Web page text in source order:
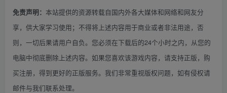
免责声明： 本站提供的资源转载自国内外各大媒体和网络和网友分
享，供大家学习使用；不得将上述内容用于商业或者非法用途，否
则，一切后果请用户自负。您必须在下载后的24个小时之内，从您的
电脑中彻底删除上述内容。如果您喜欢该游戏内容，请支持正版，购
买注册，得到更好的正版服务。我们非常重视版权问题，如有侵权请
邮件与我们联系处理。